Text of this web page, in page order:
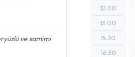
ve samimi
12:00
13:00
15:30
16:30